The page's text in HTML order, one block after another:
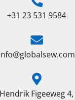
+31 23 531 9584
Hendrik Figeeweg 4,